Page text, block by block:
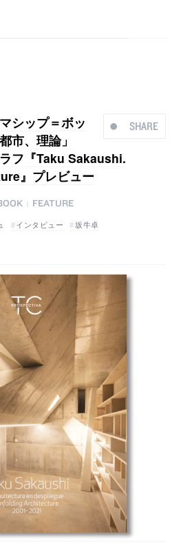
SHARE
シップ＝ボッ
市、理論」
フ『Taku Sakaushi.
』プレビュー
FEATURE
インタビュー 坂牛卓